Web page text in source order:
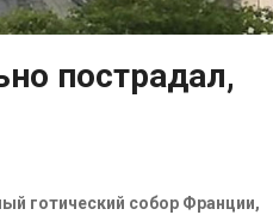
пострадал,
готический собор Франции,